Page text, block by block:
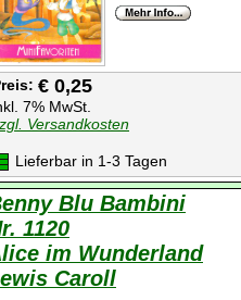
€ 0,25
7% MwSt.
Versandkosten
Lieferbar in 1-3 Tagen
Blu Bambini
1120
im Wunderland
Caroll